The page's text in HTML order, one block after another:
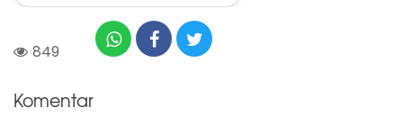
849
Komentar